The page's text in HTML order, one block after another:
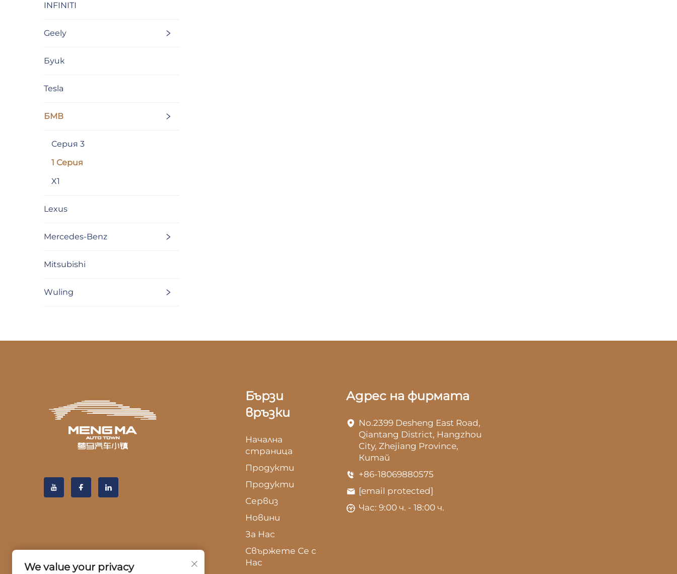
INFINITI
Geely
Буик
Tesla
БМВ
Серия 3
1 Серия
X1
Lexus
Mercedes-Benz
Mitsubishi
Wuling
Бързи
връзки
Начална
страница
Продукти
Продукти
Сервиз
Новини
За Нас
Свържете Се с
Нас
Адрес на фирмата
No.2399 Desheng East Road,
Qiantang District, Hangzhou
City, Zhejiang Province,
Китай
+86-18069880575
[email protected]
Час: 9:00 ч. - 18:00 ч.
We value your privacy